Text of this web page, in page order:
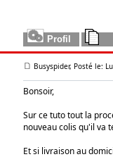
Busyspider, Posté le:
Bonsoir,
Sur ce tuto tout la
nouveau colis qu'il va
Et si livraison au